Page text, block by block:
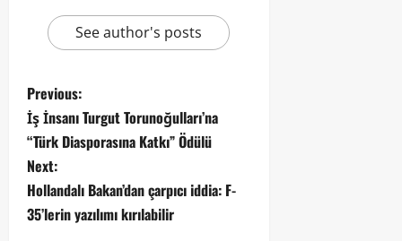
See author's posts
Previous:
İş İnsanı Turgut Torunoğulları’na
“Türk Diasporasına Katkı” Ödülü
Next:
Hollandalı Bakan’dan çarpıcı iddia: F-
35’lerin yazılımı kırılabilir